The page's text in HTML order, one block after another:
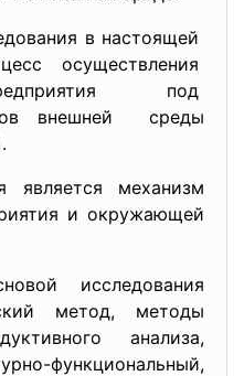
в настоящей
осуществления
под
внешней среды
является механизм
и окружающей
исследования
метод, методы
анализа,
функциональный,